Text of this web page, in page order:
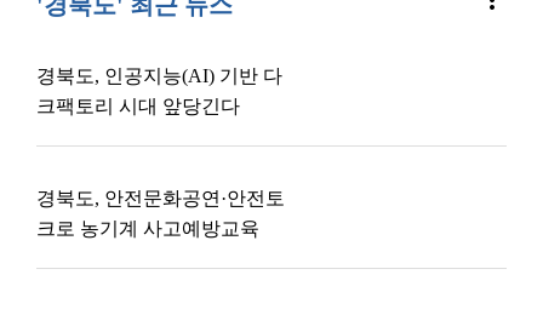
경북도, 인공지능(AI) 기반 다
크팩토리 시대 앞당긴다
경북도, 안전문화공연·안전토
크로 농기계 사고예방교육